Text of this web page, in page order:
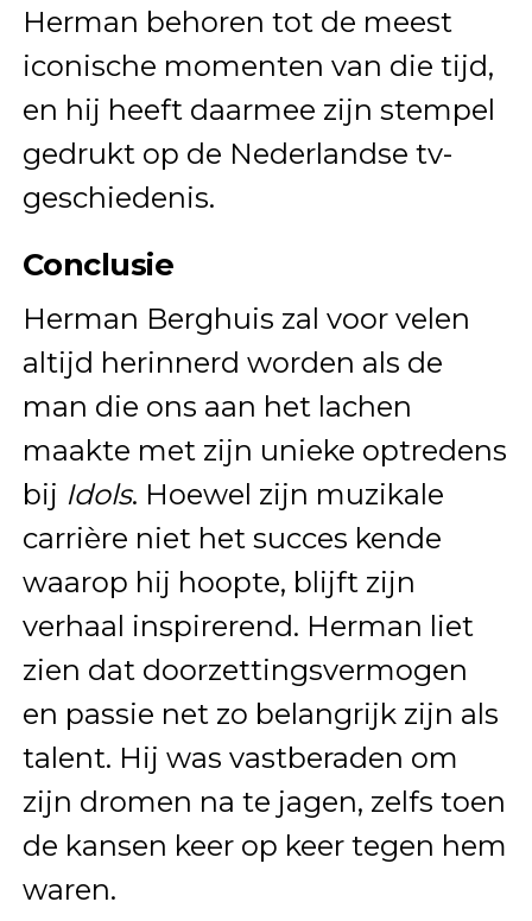
Herman behoren tot de meest
iconische momenten van die tijd,
en hij heeft daarmee zijn stempel
gedrukt op de Nederlandse tv-
geschiedenis.
Conclusie
Herman Berghuis zal voor velen
altijd herinnerd worden als de
man die ons aan het lachen
maakte met zijn unieke optredens
bij Idols. Hoewel zijn muzikale
carrière niet het succes kende
waarop hij hoopte, blijft zijn
verhaal inspirerend. Herman liet
zien dat doorzettingsvermogen
en passie net zo belangrijk zijn als
talent. Hij was vastberaden om
zijn dromen na te jagen, zelfs toen
de kansen keer op keer tegen hem
waren.